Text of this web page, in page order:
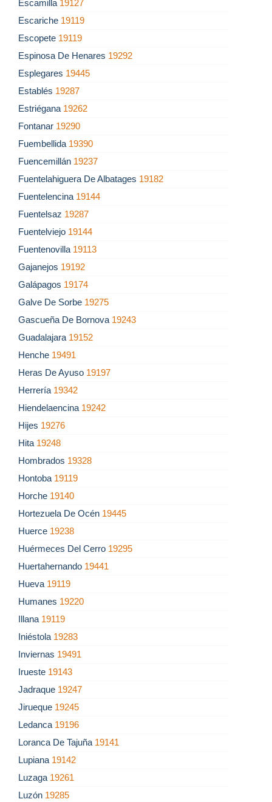
Escamilla 19127
Escariche 19119
Escopete 19119
Espinosa De Henares 19292
Esplegares 19445
Establés 19287
Estriégana 19262
Fontanar 19290
Fuembellida 19390
Fuencemillán 19237
Fuentelahiguera De Albatages 19182
Fuentelencina 19144
Fuentelsaz 19287
Fuentelviejo 19144
Fuentenovilla 19113
Gajanejos 19192
Galápagos 19174
Galve De Sorbe 19275
Gascueña De Bornova 19243
Guadalajara 19152
Henche 19491
Heras De Ayuso 19197
Herrería 19342
Hiendelaencina 19242
Hijes 19276
Hita 19248
Hombrados 19328
Hontoba 19119
Horche 19140
Hortezuela De Océn 19445
Huerce 19238
Huérmeces Del Cerro 19295
Huertahernando 19441
Hueva 19119
Humanes 19220
Illana 19119
Iniéstola 19283
Inviernas 19491
Irueste 19143
Jadraque 19247
Jirueque 19245
Ledanca 19196
Loranca De Tajuña 19141
Lupiana 19142
Luzaga 19261
Luzón 19285